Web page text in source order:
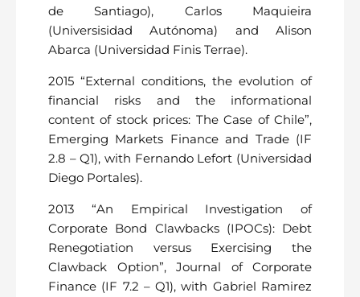
de Santiago), Carlos Maquieira
(Universisidad Autónoma) and Alison
Abarca (Universidad Finis Terrae).
2015 “External conditions, the evolution of
financial risks and the informational
content of stock prices: The Case of Chile”,
Emerging Markets Finance and Trade (IF
2.8 – Q1), with Fernando Lefort (Universidad
Diego Portales).
2013 “An Empirical Investigation of
Corporate Bond Clawbacks (IPOCs): Debt
Renegotiation versus Exercising the
Clawback Option”, Journal of Corporate
Finance (IF 7.2 – Q1), with Gabriel Ramirez